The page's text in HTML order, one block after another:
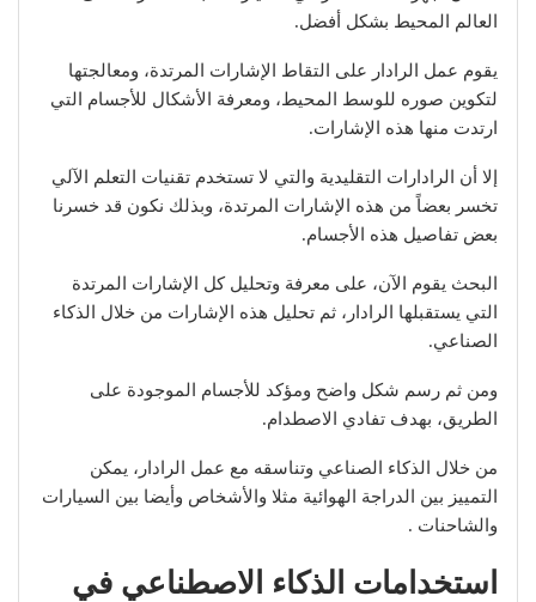
العالم المحيط بشكل أفضل.
يقوم عمل الرادار على التقاط الإشارات المرتدة، ومعالجتها
لتكوين صوره للوسط المحيط، ومعرفة الأشكال للأجسام التي
ارتدت منها هذه الإشارات.
إلا أن الرادارات التقليدية والتي لا تستخدم تقنيات التعلم الآلي
تخسر بعضاً من هذه الإشارات المرتدة، وبذلك نكون قد خسرنا
بعض تفاصيل هذه الأجسام.
البحث يقوم الآن، على معرفة وتحليل كل الإشارات المرتدة
التي يستقبلها الرادار، ثم تحليل هذه الإشارات من خلال الذكاء
الصناعي.
ومن ثم رسم شكل واضح ومؤكد للأجسام الموجودة على
الطريق، بهدف تفادي الاصطدام.
من خلال الذكاء الصناعي وتناسقه مع عمل الرادار، يمكن
التمييز بين الدراجة الهوائية مثلا والأشخاص وأيضا بين السيارات
والشاحنات .
استخدامات الذكاء الاصطناعي في